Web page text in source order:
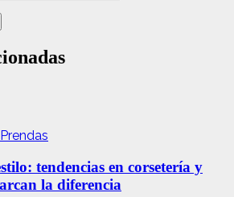
tendencias en corsetería y
la diferencia